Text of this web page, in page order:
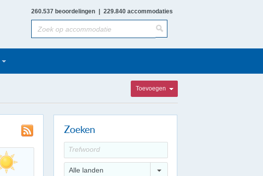
260.537 beoordelingen 229.840 accommodaties
Toevoegen
Zoeken
Alle landen